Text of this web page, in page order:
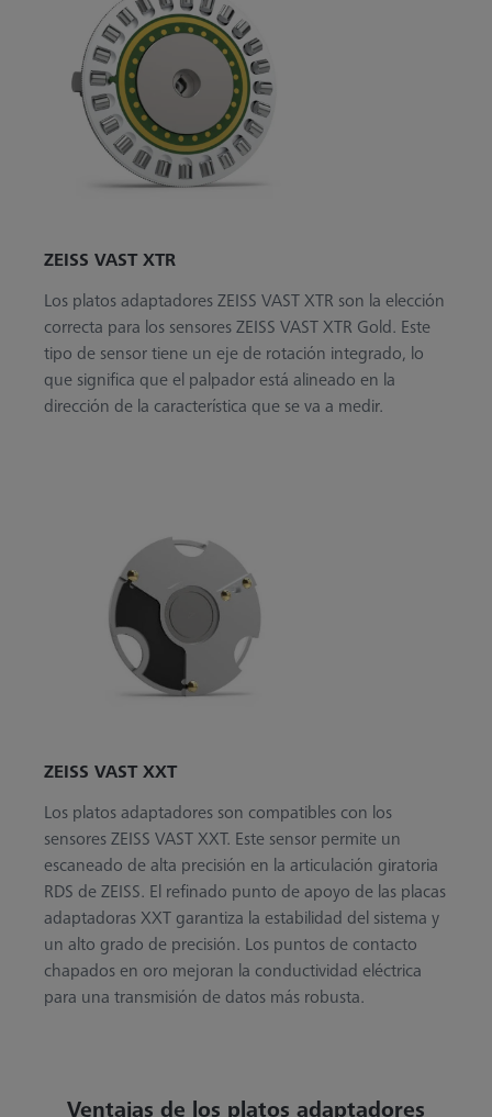
ZEISS VAST XTR
Los platos adaptadores ZEISS VAST XTR son la elección
correcta para los sensores ZEISS VAST XTR Gold. Este
tipo de sensor tiene un eje de rotación integrado, lo
que significa que el palpador está alineado en la
dirección de la característica que se va a medir.
ZEISS VAST XXT
Los platos adaptadores son compatibles con los
sensores ZEISS VAST XXT. Este sensor permite un
escaneado de alta precisión en la articulación giratoria
RDS de ZEISS. El refinado punto de apoyo de las placas
adaptadoras XXT garantiza la estabilidad del sistema y
un alto grado de precisión. Los puntos de contacto
chapados en oro mejoran la conductividad eléctrica
para una transmisión de datos más robusta.
Ventajas de los platos adaptadores